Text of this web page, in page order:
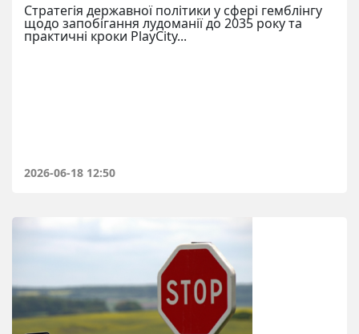
Стратегія державної політики у сфері гемблінгу
щодо запобігання лудоманії до 2035 року та
практичні кроки PlayCity...
2026-06-18 12:50